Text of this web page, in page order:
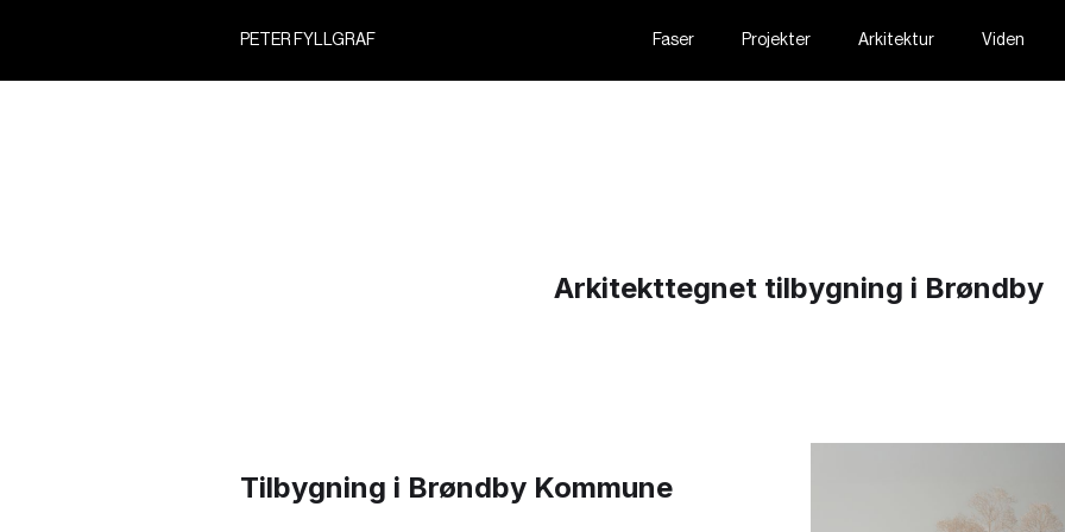
PETER FYLLGRAF Faser Projekter Arkitektur Viden
Arkitekttegnet tilbygning i Brøndby
Tilbygning i Brøndby Kommune